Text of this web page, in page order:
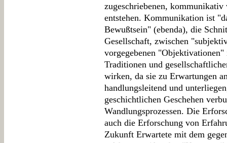
zugeschriebenen,
entstehen. Kommunikation ist
Bewußtsein" (ebenda), die
Gesellschaft, zwischen
vorgegebenen
Traditionen und
wirken, da sie zu Erwartungen
handlungsleitend und
geschichtlichen Geschehen
Wandlungsprozessen. Die
auch die Erforschung von
Zukunft Erwartete mit dem